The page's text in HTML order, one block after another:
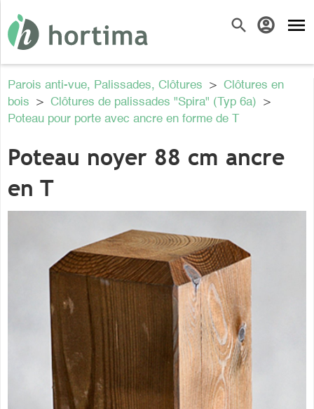
search account_circle menu
Parois anti-vue, Palissades, Clôtures > Clôtures en
bois
> Clôtures de palissades "Spira" (Typ 6a)
>
Poteau pour porte avec ancre en forme de T
Poteau noyer 88 cm ancre
en T